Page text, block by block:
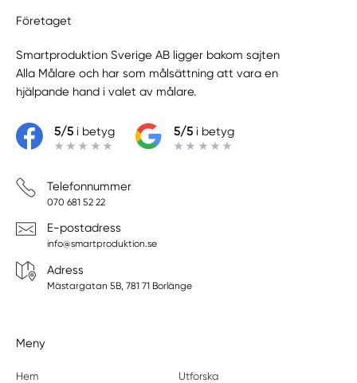
Företaget
Smartproduktion Sverige AB ligger bakom sajten
Alla Målare och har som målsättning att vara en
hjälpande hand i valet av målare.
5/5i betyg 5/5i betyg
Telefonnummer
070 681 52 22
E-postadress
info@smartproduktion.se
Adress
Mästargatan 5B, 781 71 Borlänge
Meny
Hem Utforska